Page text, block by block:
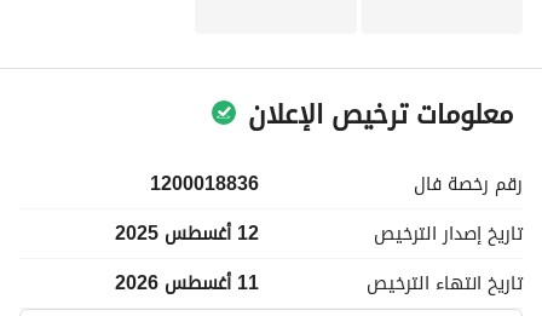
معلومات ترخيص الإعلان
رقم رخصة فال
1200018836
تاريخ إصدار الترخيص
12 أغسطس 2025
تاريخ انتهاء الترخيص 11 أغسطس 2026